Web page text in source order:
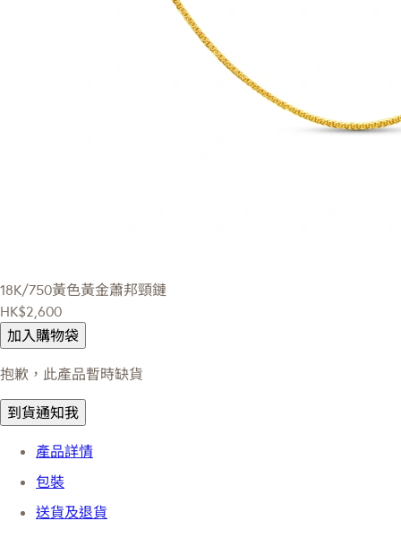
18K/750黃色黃金蕭邦頸鏈
HK$2,600
加入購物袋
抱歉，此產品暫時缺貨
到貨通知我
產品詳情
包裝
送貨及退貨